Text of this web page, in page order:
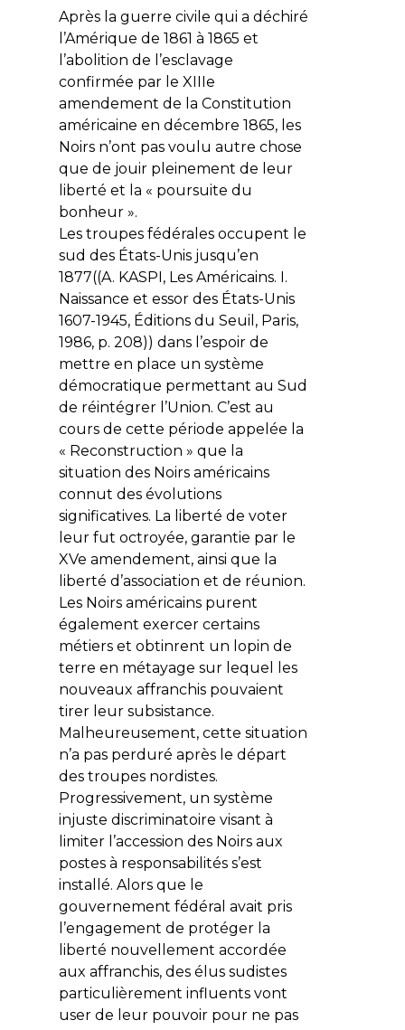
Après la guerre civile qui a déchiré
l’Amérique de 1861 à 1865 et
l’abolition de l’esclavage
confirmée par le XIIIe
amendement de la Constitution
américaine en décembre 1865, les
Noirs n’ont pas voulu autre chose
que de jouir pleinement de leur
liberté et la « poursuite du
bonheur ».
Les troupes fédérales occupent le
sud des États-Unis jusqu’en
1877((A. KASPI, Les Américains. I.
Naissance et essor des États-Unis
1607-1945, Éditions du Seuil, Paris,
1986, p. 208)) dans l’espoir de
mettre en place un système
démocratique permettant au Sud
de réintégrer l’Union. C’est au
cours de cette période appelée la
« Reconstruction » que la
situation des Noirs américains
connut des évolutions
significatives. La liberté de voter
leur fut octroyée, garantie par le
XVe amendement, ainsi que la
liberté d’association et de réunion.
Les Noirs américains purent
également exercer certains
métiers et obtinrent un lopin de
terre en métayage sur lequel les
nouveaux affranchis pouvaient
tirer leur subsistance.
Malheureusement, cette situation
n’a pas perduré après le départ
des troupes nordistes.
Progressivement, un système
injuste discriminatoire visant à
limiter l’accession des Noirs aux
postes à responsabilités s’est
installé. Alors que le
gouvernement fédéral avait pris
l’engagement de protéger la
liberté nouvellement accordée
aux affranchis, des élus sudistes
particulièrement influents vont
user de leur pouvoir pour ne pas